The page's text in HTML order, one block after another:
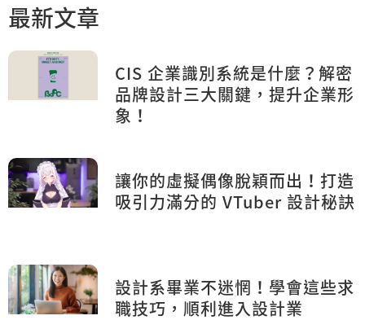
最新文章
CIS 企業識別系統是什麼？解密
品牌設計三大關鍵，提升企業形
象！
讓你的虛擬偶像脫穎而出！打造
吸引力滿分的 VTuber 設計秘訣
設計系畢業不迷惘！學會這些求
職技巧，順利進入設計業